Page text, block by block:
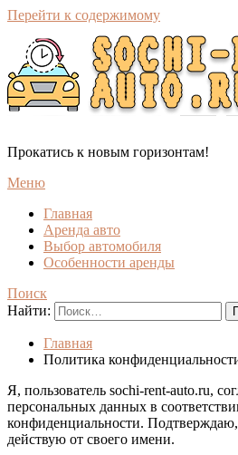
Перейти к содержимому
Прокатись к новым горизонтам!
Меню
Главная
Аренда авто
Выбор автомобиля
Особенности аренды
Поиск
Найти:
Главная
Политика
Я, пользователь sochi-rent-auto.ru,
персональных данных в
конфиденциальности.
действую от своего имени.